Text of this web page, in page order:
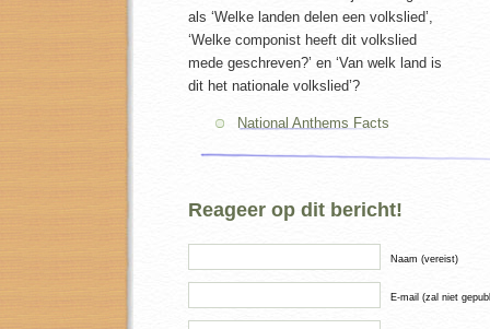
als ‘Welke landen delen een volkslied’,
‘Welke componist heeft dit volkslied
mede geschreven?’ en ‘Van welk land is
dit het nationale volkslied’?
National Anthems Facts
Reageer op dit bericht!
Naam (vereist)
E-mail (zal niet